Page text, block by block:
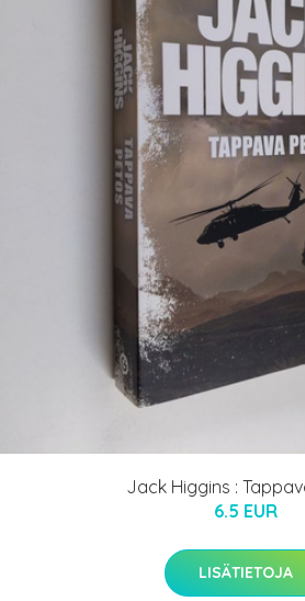
Jack Higgins :
6.5 EUR
LISÄTIETOJA